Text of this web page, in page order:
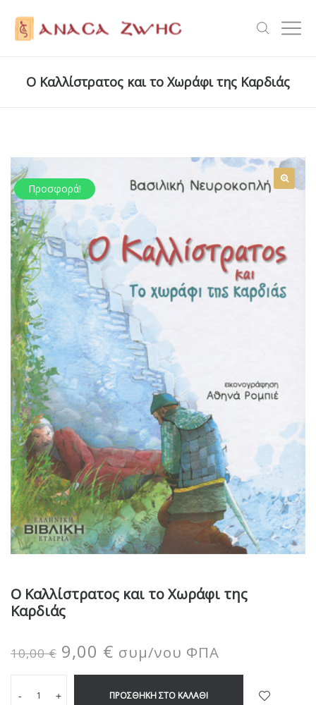
Ο Καλλίστρατος και το Χωράφι της Καρδιάς
Προσφορά!
Ο Καλλίστρατος και το Χωράφι της
Καρδιάς
10,00€ 9,00 € συμ/νου ΦΠΑ
- + ΠΡΟΣΘΉΚΗ ΣΤΟ ΚΑΛΆΘΙ